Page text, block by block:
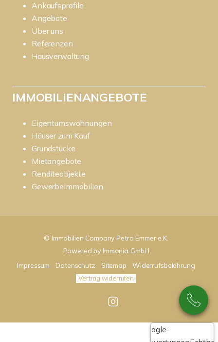
Ankaufsprofile
Angebote
Über uns
Referenzen
Hausverwaltung
IMMOBILIENANGEBOTE
Eigentumswohnungen
Häuser zum Kauf
Grundstücke
Mietangebote
Renditeobjekte
Gewerbeimmobilien
© Immobilien Company Petra Emmer e.K.
Powered by Immonia GmbH
Impressum
Datenschutz Sitemap Widerrufsbelehrung
Vertrag widerrufen
Google-